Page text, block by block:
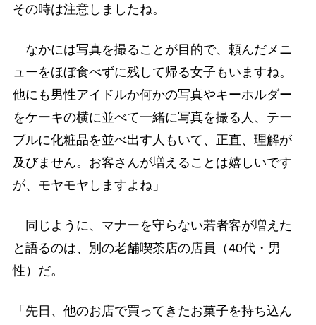
その時は注意しましたね。
なかには写真を撮ることが目的で、頼んだメニ
ューをほぼ食べずに残して帰る女子もいますね。
他にも男性アイドルか何かの写真やキーホルダー
をケーキの横に並べて一緒に写真を撮る人、テー
ブルに化粧品を並べ出す人もいて、正直、理解が
及びません。お客さんが増えることは嬉しいです
が、モヤモヤしますよね」
同じように、マナーを守らない若者客が増えた
と語るのは、別の老舗喫茶店の店員（40代・男
性）だ。
「先日、他のお店で買ってきたお菓子を持ち込ん